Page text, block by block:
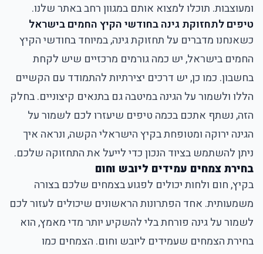
ומעוצבות. תוכלו למצוא אותם במגוון רחב באתר שלנו.
טיפים לתחזוקת גינה בחודשי הקיץ החמים בישראל
כשאנחנו מדברים על תחזוקת גינה, במיוחד בחודשי הקיץ
החמים בישראל, יש כמה גורמים מרכזיים שיש לקחת
בחשבון. כמו כן, יש דרכים יצירתיות להתמודד עם הקשיים
הללו ולשמור על הגינה במיטבה גם בתנאים קיצוניים. בחלק
הזה, נשתף אתכם בכמה טיפים שיעזרו לכם לשמור על
הגינה ירוקה ומטופחת בקיץ הישראלי הקשה, ונראה איך
ניתן להשתמש בציוד הנכון כדי לייעל את התחזוקה שלכם.
בחירת צמחים עמידים ליובש וחום
בקיץ, חום ולחות יכולים לפגוע בצמחים שלכם בצורה
משמעותית. אחד הפתרונות הראשונים שיכולים לעזור לכם
לשמור על גינה פורחת בלי להשקיע יותר מדי מאמץ, הוא
בחירת הצמחים שעמידים ליובש וחום. הצמחים כמו